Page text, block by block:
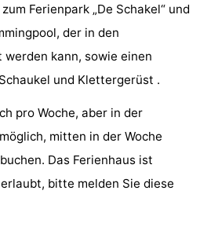
Ferienpark „De Schakel“ und
der in den
kann, sowie einen
und Klettergerüst .
pro Woche, aber in der
mitten in der Woche
Das Ferienhaus ist
bitte melden Sie diese